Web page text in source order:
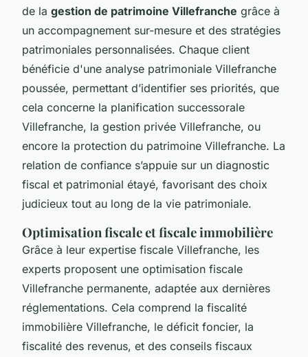
de la gestion de patrimoine Villefranche grâce à
un accompagnement sur-mesure et des stratégies
patrimoniales personnalisées. Chaque client
bénéficie d'une analyse patrimoniale Villefranche
poussée, permettant d’identifier ses priorités, que
cela concerne la planification successorale
Villefranche, la gestion privée Villefranche, ou
encore la protection du patrimoine Villefranche. La
relation de confiance s’appuie sur un diagnostic
fiscal et patrimonial étayé, favorisant des choix
judicieux tout au long de la vie patrimoniale.
Optimisation fiscale et fiscale immobilière
Grâce à leur expertise fiscale Villefranche, les
experts proposent une optimisation fiscale
Villefranche permanente, adaptée aux dernières
réglementations. Cela comprend la fiscalité
immobilière Villefranche, le déficit foncier, la
fiscalité des revenus, et des conseils fiscaux